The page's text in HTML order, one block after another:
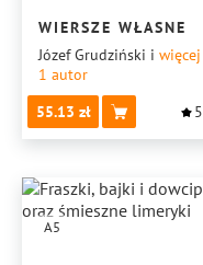
WIERSZE WŁASNE
Józef Grudziński i więcej
1 autor
55.13
5
A5